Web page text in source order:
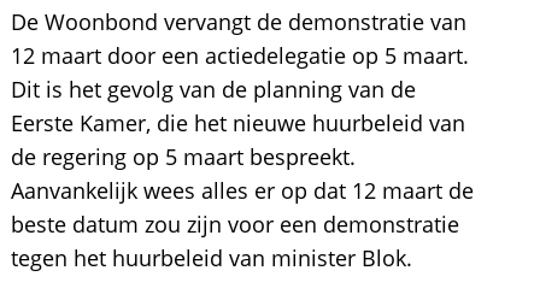
De Woonbond vervangt de demonstratie van
12 maart door een actiedelegatie op 5 maart.
Dit is het gevolg van de planning van de
Eerste Kamer, die het nieuwe huurbeleid van
de regering op 5 maart bespreekt.
Aanvankelijk wees alles er op dat 12 maart de
beste datum zou zijn voor een demonstratie
tegen het huurbeleid van minister Blok.